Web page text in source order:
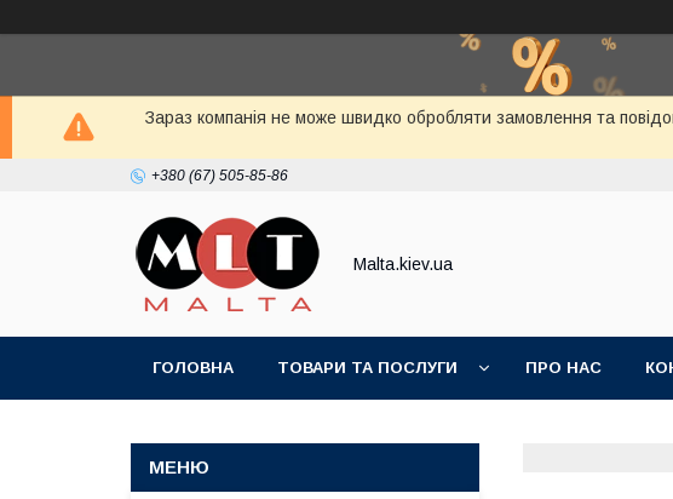
Зараз компанія не може швидко обробляти замовлення та
+380 (67) 505-85-86
Malta.kiev.ua
ГОЛОВНА ТОВАРИ ТА ПОСЛУГИ ПРО НАС